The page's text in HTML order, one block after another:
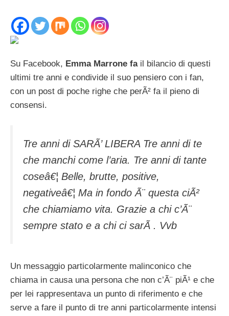
Su Facebook, Emma Marrone fail bilancio di questi
ultimi tre anni e condivide il suo pensiero con i fan,
con un post di poche righe che perÃ² fa il pieno di
consensi.
Tre anni di SARÃ’ LIBERA Tre anni di te
che manchi come l’aria. Tre anni di tante
coseâ€¦ Belle, brutte, positive,
negativeâ€¦ Ma in fondo Ã¨ questa ciÃ²
che chiamiamo vita. Grazie a chi c’Ã¨
sempre stato e a chi ci sarÃ . Vvb
Un messaggio particolarmente malinconico che
chiama in causa una persona che non c’Ã¨ piÃ¹ e che
per lei rappresentava un punto di riferimento e che
serve a fare il punto di tre anni particolarmente intensi